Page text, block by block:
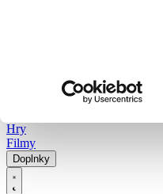
Hry
Filmy
Doplnky